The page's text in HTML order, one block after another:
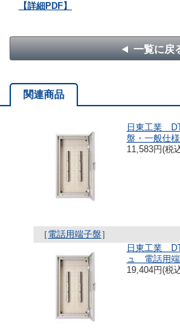
【詳細PDF】
一覧に戻
関連商品
日東工業
盤・一般仕様
11,583円(税
［ 電話用端子盤］
日東工業
ュ 電話用端
19,404円(税